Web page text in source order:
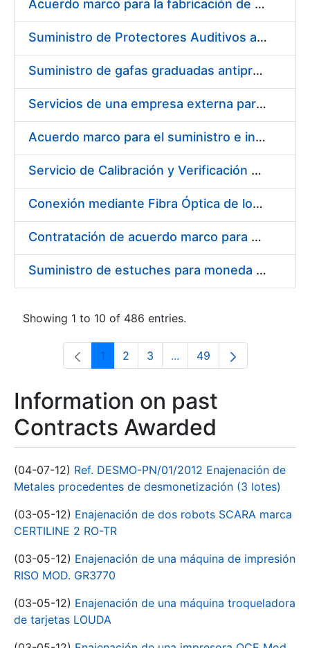
Acuerdo marco para la fabricación de piezas
Suministro de Protectores Auditivos a medida para las personas trabajadoras de los Centros de Trabajo de Madrid y Burgos
Suministro de gafas graduadas antiproyecciones para los trabajadores de la FNMT-RCM en los centros de trabajo de Madrid y Burgos
Servicios de una empresa externa para el asesoramiento y resolución de los recursos de alzada que se presentan relacionados con procesos de selección para la FNMT-RCM
Acuerdo marco para el suministro e instalación de persianas, estores y otros complementos
Servicio de Calibración y Verificación Externa de los Equipos de Medición del Servicio de Prevención de la FNMT-RCM
Conexión mediante Fibra Óptica de los Centros de Proceso de Datos (CPDs) de las sedes de la FNMT-RCM de Burgos y Madrid
Contratación de acuerdo marco para el Suministro de Material de Electricidad para la Fábrica Nacional de Moneda y Timbre-Real Casa de la Moneda en su centro de trabajo de Burgos
Suministro de estuches para moneda de 30 €
Showing 1 to 10 of 486 entries.
Page
1 Page
2 Page
3 ...Intermediate Pages Use
Page
49
Information on past
Contracts Awarded
(04-07-12) Ref. DESMO-PN/01/2012 Enajenación de
Metales procedentes de desmonetización (3 lotes)
(03-05-12) Enajenación de dos robots SCARA marca
CERTILINE 2 RO-TR
(03-05-12) Enajenación de una máquina de impresión
RISO MOD. GR3770
(03-05-12) Enajenación de una máquina troqueladora
de tarjetas LOUDA